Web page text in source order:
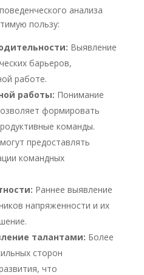
анализа
пользу:
Выявление
барьеров,
работе.
работы: Понимание
формировать
команды.
предоставлять
командных
Раннее выявление
напряженности и их
талантами: Более
сторон
что